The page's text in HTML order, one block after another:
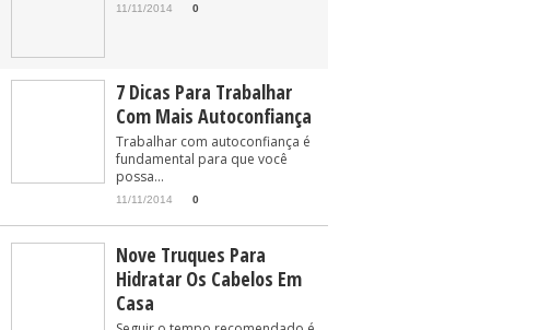
11/11/2014 0
7 Dicas Para Trabalhar
Com Mais Autoconfiança
Trabalhar com autoconfiança é
fundamental para que você
possa...
11/11/2014 0
Nove Truques Para
Hidratar Os Cabelos Em
Casa